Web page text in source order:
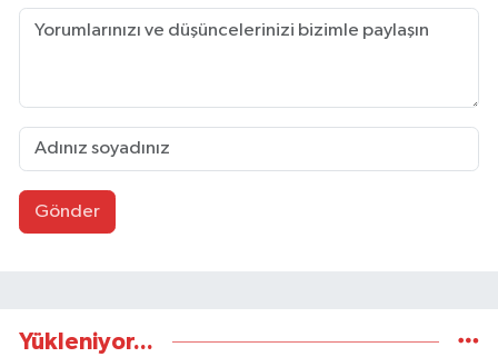
Gönder
Yükleniyor...